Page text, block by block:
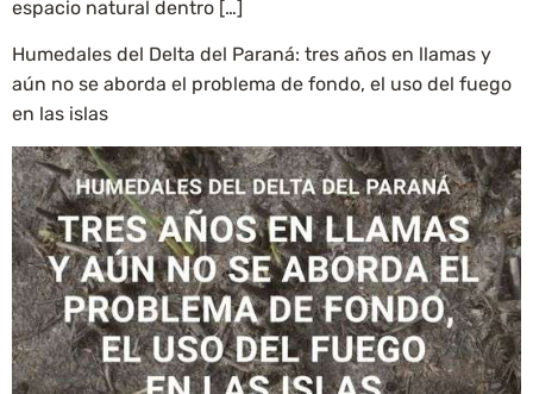
espacio natural dentro […]
Humedales del Delta del Paraná: tres años en llamas y
aún no se aborda el problema de fondo, el uso del fuego
en las islas